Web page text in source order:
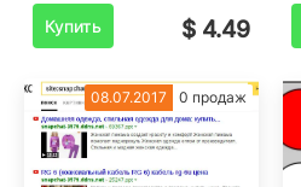
Купить
$ 4.49
08.07.2017 0 продаж